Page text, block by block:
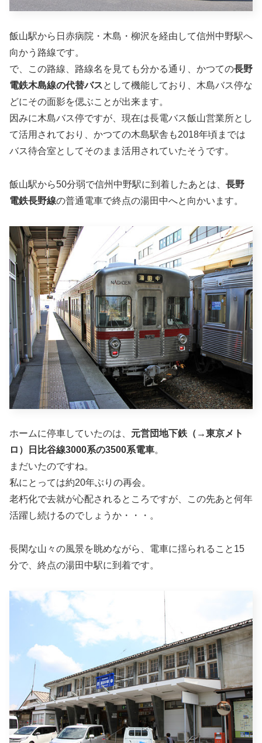
飯山駅から日赤病院・木島・柳沢を経由して信州中野駅へ
向かう路線です。
で、この路線、路線名を見ても分かる通り、かつての長野
電鉄木島線の代替バスとして機能しており、木島バス停な
どにその面影を偲ぶことが出来ます。
因みに木島バス停ですが、現在は長電バス飯山営業所とし
て活用されており、かつての木島駅舎も2018年頃までは
バス待合室としてそのまま活用されていたそうです。
飯山駅から50分弱で信州中野駅に到着したあとは、 長野
電鉄長野線の普通電車で終点の湯田中へと向かいます。
ホームに停車していたのは、 元営団地下鉄（→東京メト
ロ）日比谷線3000系の3500系電車。
まだいたのですね。
私にとっては約20年ぶりの再会。
老朽化で去就が心配されるところですが、この先あと何年
活躍し続けるのでしょうか・・・。
長閑な山々の風景を眺めながら、電車に揺られること15
分で、終点の湯田中駅に到着です。